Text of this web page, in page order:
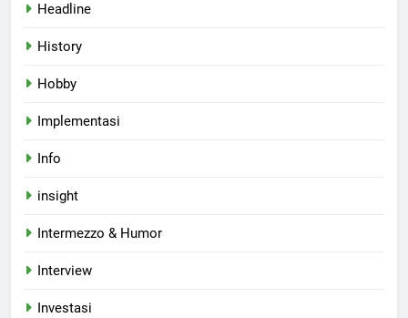
Headline
History
Hobby
Implementasi
Info
insight
Intermezzo & Humor
Interview
Investasi